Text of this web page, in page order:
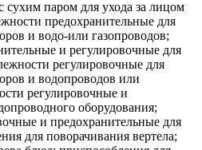
сухим паром для ухода за лицом
предохранительные для
и водо-или газопроводов;
и регулировочные для
регулировочные для
и водопроводов или
регулировочные и
оборудования;
и предохранительные для
для поворачивания вертела;